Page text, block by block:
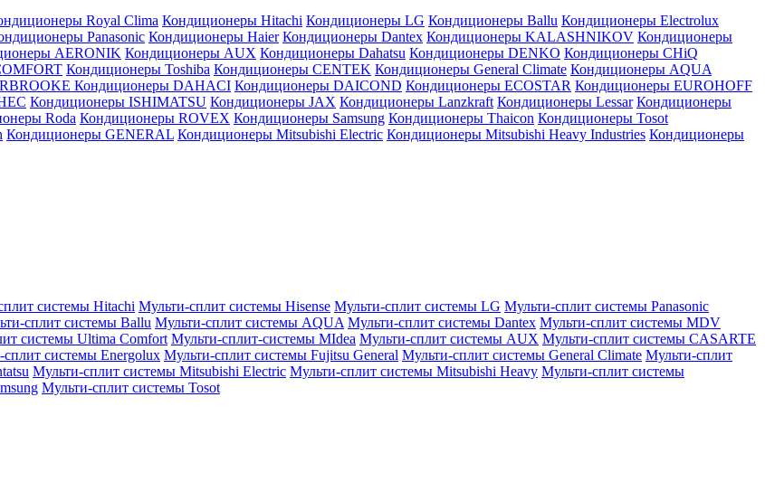
Royal Clima Кондиционеры Hitachi Кондиционеры LG Кондиционеры Ballu Кондиционеры Electrolux
Panasonic Кондиционеры Haier Кондиционеры Dantex Кондиционеры KALASHNIKOV Кондиционеры
AERONIK Кондиционеры AUX Кондиционеры Dahatsu Кондиционеры DENKO Кондиционеры CHiQ
Кондиционеры Toshiba Кондиционеры CENTEK Кондиционеры General Climate Кондиционеры AQUA
Кондиционеры DAHACI Кондиционеры DAICOND Кондиционеры ECOSTAR Кондиционеры EUROHOFF
Кондиционеры ISHIMATSU Кондиционеры JAX Кондиционеры Lanzkraft Кондиционеры Lessar Кондиционеры
Roda Кондиционеры ROVEX Кондиционеры Samsung Кондиционеры Thaicon Кондиционеры Tosot
Кондиционеры GENERAL Кондиционеры Mitsubishi Electric Кондиционеры Mitsubishi Heavy Industries Кондиционеры
системы Hitachi Мульти-сплит системы Hisense Мульти-сплит системы LG Мульти-сплит системы Panasonic
сплит системы Ballu Мульти-сплит системы AQUA Мульти-сплит системы Dantex Мульти-сплит системы MDV
системы Ultima Comfort Мульти-сплит-системы MIdea Мульти-сплит системы AUX Мульти-сплит системы CASARTE
системы Energolux Мульти-сплит системы Fujitsu General Мульти-сплит системы General Climate Мульти-сплит
Мульти-сплит системы Mitsubishi Electric Мульти-сплит системы Mitsubishi Heavy Мульти-сплит системы
Мульти-сплит системы Tosot